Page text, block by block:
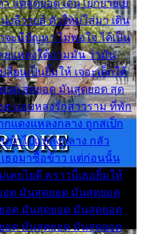
แต่สุดยอด เดินโยกย้ายเย
งลีวายส์ ตัวใหม่ใส่มา เดิน
จะมีปัญหา ไม่พอใจ ได้เป็น
ยแหลงใต้ถามมัน ว่ามัน
ยนเป็นยิ้มให้ เจอะเด็กใต้
อด สุดยอด มันสุดยอด สุด
แอบหลงรักสาวราม ที่พัก
กแดงแหลงกลาง ถูกสเป็ก
เข้าไปแหลงกลาง กลัว
เธอมาซื้อข้าว แต่ก่อนนั้น
เคยไยดี คราวนี้เธอยิ้มให้
อด มันสุดยอด มันสุดยอด
อด มันสุดยอด มันสุดยอด
ด มันสุดยอด มันสุดยอด